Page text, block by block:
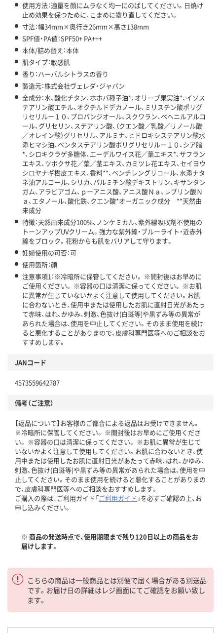
使用方法：適量を顔にムラなく均一にのばしてください。日焼け
止め効果を保つために、こまめに塗り直してください。
寸法：幅34mm×奥行き26mm×高さ138mm
SPF値・PA値：SPF50+ PA+++
本体/詰め替え：本体
肌タイプ：敏感肌
香り：ハーバルシトラスの香り
製造元：株式会社ヴェレダ・ジャパン
全成分：水、酸化チタン、ホホバ種子油*、オリーブ果実油*、イソス
テアリン酸エチル、オクチルドデカノール、ミリスチン酸ポリグ
リセリルー１０、プロパンジオール、スクワラン、ベヘニルアルコ
ール、グリセリン、ステアリン酸、（クエン酸／乳酸／リノール酸
／オレイン酸）グリセリル、アルミナ、ヒドロキシステアリン酸水
添ヒマシ油、ペンタステアリン酸ポリグリセリルー１０、シア脂
*、シロキクラゲ多糖体、エーデルワイス花／葉エキス*、サフラン
エキス、ツボクサ花／葉／茎エキス、カミツレ花エキス、セイヨウ
シロヤナギ樹皮エキス、香料**、ペンチレングリコール、水添ナタ
ネ油アルコール、シリカ、パルミチン酸デキストリン、キサンタン
ガム、アラビアゴム、ｐーアニス酸、アニス酸Ｎａ、レブリン酸Ｎ
ａ、エタノール、酸化鉄、クエン酸*オーガニック成分 **天然由
来成分
特徴：天然由来成分100%、ノンケミカル、紫外線吸収剤不使用の
トーンアップUVクリーム。強力な紫外線・ブルーライト・近赤外
線をブロック。花粉からも肌をバリアして守ります。
妊婦使用の可否：可
使用箇所：顔
注意事項1：※冷暗所に保管してください。 ※開封後はお早めに
ご使用ください。 ※容器の口は清潔に保ってください。 ※お肌
に異常が生じていないかよく注意して使用してください。お肌
に合わないとき、使用中または使用したお肌に直射日光があたっ
て赤味、はれ、かゆみ、刺激、色抜け(白斑等)や黒ずみ等の異常が
あられた場合は、使用を中止してください。そのまま使用を続け
ると悪化することがありまので、皮膚科専門医等へのご相談をお
すすめします。
JANコード
4573559642787
備考（ご注意）
【返品について】お客様のご都合による返品はお受けできません。
※冷暗所に保管してください。 ※開封後はお早めにご使用くださ
い。 ※容器の口は清潔に保ってください。 ※お肌に異常が生じて
いないかよく注意して使用してください。お肌に合わないとき、使
用中または使用したお肌に直射日光があたって赤味、はれ、かゆみ、
刺激、色抜け(白斑等)や黒ずみ等の異常があられた場合は、使用を中
止してください。そのまま使用を続けると悪化することがありまの
で、皮膚科専門医等へのご相談をおすすめします。
ご購入の際は、ご利用ガイド「ご利用ガイド 」を必ずご確認の上、お
申し込みください。
※ 商品の発送時点で、使用期限まで残り120日以上の商品をお
届けします。
こちらの商品は一般商品とは別便で届く場合がある別送品
です。お届け日の詳細はレジ画面にてご確認をお願い致し
ます。